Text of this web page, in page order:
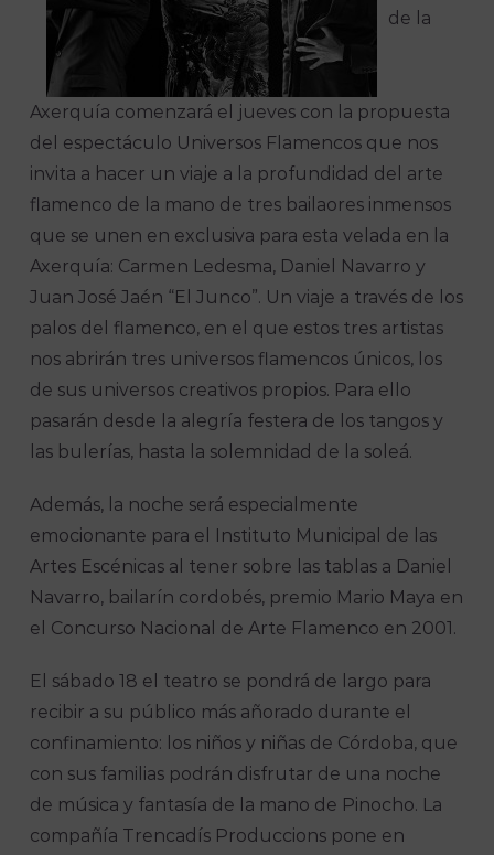
de la
Axerquía comenzará el jueves con la propuesta
del espectáculo Universos Flamencos que nos
invita a hacer un viaje a la profundidad del arte
flamenco de la mano de tres bailaores inmensos
que se unen en exclusiva para esta velada en la
Axerquía: Carmen Ledesma, Daniel Navarro y
Juan José Jaén “El Junco”. Un viaje a través de los
palos del flamenco, en el que estos tres artistas
nos abrirán tres universos flamencos únicos, los
de sus universos creativos propios. Para ello
pasarán desde la alegría festera de los tangos y
las bulerías, hasta la solemnidad de la soleá.
Además, la noche será especialmente
emocionante para el Instituto Municipal de las
Artes Escénicas al tener sobre las tablas a Daniel
Navarro, bailarín cordobés, premio Mario Maya en
el Concurso Nacional de Arte Flamenco en 2001.
El sábado 18 el teatro se pondrá de largo para
recibir a su público más añorado durante el
confinamiento: los niños y niñas de Córdoba, que
con sus familias podrán disfrutar de una noche
de música y fantasía de la mano de Pinocho. La
compañía Trencadís Produccions pone en